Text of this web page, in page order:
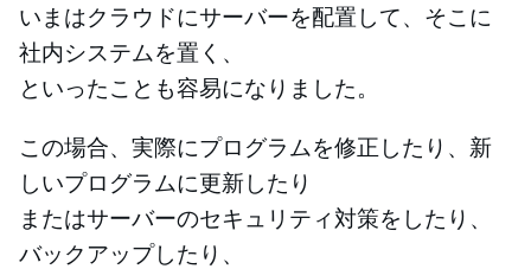
いまはクラウドにサーバーを配置して、そこに
社内システムを置く、
といったことも容易になりました。
この場合、実際にプログラムを修正したり、新
しいプログラムに更新したり
またはサーバーのセキュリティ対策をしたり、
バックアップしたり、